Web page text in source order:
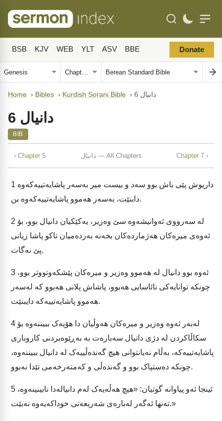
BSB KJV WEB YLT ASV BBE Donate
Home › Bibles › Kurdish Sorani Bible › دانیال 6
دانیال 6
BIB
‹ Chapter 5 دانیال — All Chapters Chapter 7 ›
1
دابنێت، بەسەر هەموو پاشایەتییەکەوە بن.
2
ئەوەی میرەکان هەژماردەکان بخەنە بەردەمیان تاکو پاشا زیانی
پێ نەگات.
3
چونکە توانایەکی نائاسایی هەبوو، پاشاش پلانی هەبوو کە لەسەر
هەموو پاشایەتییەکە دایبنێت.
4
سکاڵاکردن لە دژی دانیال سەبارەت بە بەڕێوەبردنی کاروباری
پاشایەتییەکە، بەڵام نەیانتوانی هیچ گەندەڵییەک لە دانیال ببیننەوە،
چونکە دەستپاک بوو و گەندەڵی و کەمتەرخەمی تێدا نەبوو.
5
تەنها ئەگەر لەبارەی شەریعەتی خوداکەیەوە نەبێت.»